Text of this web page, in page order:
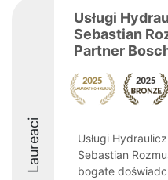
Laureaci
Usługi
Sebastian
Partner
Usługi
Sebastian
bogate